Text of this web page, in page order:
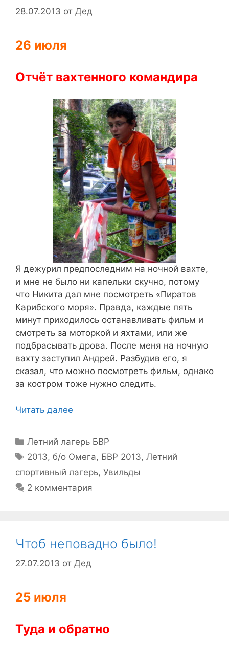
28.07.2013 от Дед
26 июля
Отчёт вахтенного командира
Я дежурил предпоследним на ночной вахте,
и мне не было ни капельки скучно, потому
что Никита дал мне посмотреть «Пиратов
Карибского моря». Правда, каждые пять
минут приходилось останавливать фильм и
смотреть за моторкой и яхтами, или же
подбрасывать дрова. После меня на ночную
вахту заступил Андрей. Разбудив его, я
сказал, что можно посмотреть фильм, однако
за костром тоже нужно следить.
Читать далее
Рубрики
Летний лагерь БВР
Метки
2013, б/о Омега, БВР 2013,Летний
спортивный лагерь, Увильды
2 комментария
Чтоб неповадно было!
27.07.2013 от Дед
25 июля
Туда и обратно